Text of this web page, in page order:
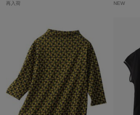
再入荷 NEW